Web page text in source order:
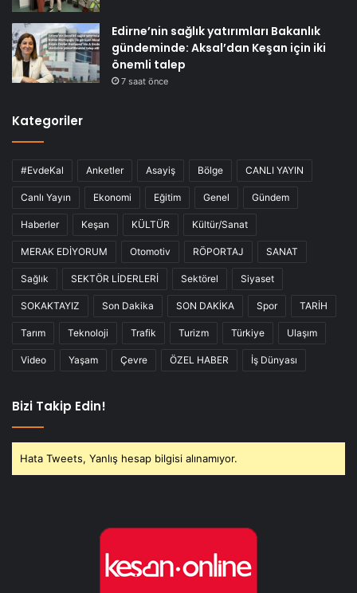
Edirne’nin sağlık yatırımları Bakanlık
gündeminde: Aksal’dan Keşan için iki
önemli talep
7 saat önce
Kategoriler
#EvdeKal Anketler Asayiş Bölge CANLI YAYIN
Canlı Yayın Ekonomi Eğitim Genel Gündem
Haberler Keşan KÜLTÜR Kültür/Sanat
MERAK EDİYORUM Otomotiv RÖPORTAJ SANAT
Sağlık SEKTÖR LİDERLERİ Sektörel Siyaset
SOKAKTAYIZ Son Dakika SON DAKİKA Spor TARİH
Tarım Teknoloji Trafik Turizm Türkiye Ulaşım
Video Yaşam Çevre ÖZEL HABER İş Dünyası
Bizi Takip Edin!
Hata Tweets, Yanlış hesap bilgisi alınamıyor.